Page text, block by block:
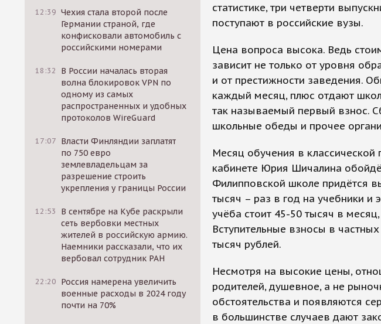
12:39 Чехия стала второй после
Германии страной, где
конфисковали автомобиль с
российскими номерами
18:32
В России началась вторая
волна блокировок VPN по
одному из самых
распространенных и удобных
протоколов WireGuard
17:07 Власти Финляндии заплатят
по 750 евро
землевладельцам за
разрешение строить
укрепления у границы России
12:53
В сентябре на Кубе раскрыли
сеть вербовки местных
жителей в российскую армию.
Наемники рассказали, что их
вербовал сотрудник РАН
22:20 Россия намерена увеличить
военные расходы в 2024 году
почти на 70%
статистике, три четверти
поступают в российские вузы.
Цена вопроса высока. Ведь
зависит не только от уровня
и от престижности заведения.
каждый месяц, плюс отдают
так называемый первый взнос.
школьные обеды и прочее
Месяц обучения в классической
кабинете Юрия Шичалина
Филипповской школе придётся
тысяч – раз в год на учебники и
учёба стоит 45-50 тысяч в
Вступительные взносы в
тысяч рублей.
Несмотря на высокие цены,
родителей, душевное, а не
обстоятельства и появляются
в большинстве случаев дают